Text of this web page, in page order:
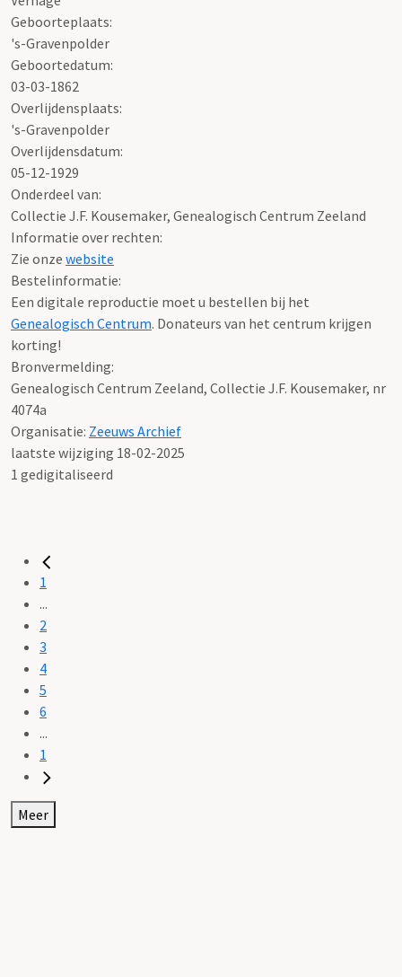
Geboorteplaats:
's-Gravenpolder
Geboortedatum:
03-03-1862
Overlijdensplaats:
's-Gravenpolder
Overlijdensdatum:
05-12-1929
Onderdeel van:
Collectie J.F. Kousemaker, Genealogisch Centrum Zeeland
Informatie over rechten:
Zie onze website
Bestelinformatie:
Een digitale reproductie moet u bestellen bij het
Genealogisch Centrum. Donateurs van het centrum krijgen
korting!
Bronvermelding:
Genealogisch Centrum Zeeland, Collectie J.F. Kousemaker, nr
4074a
Organisatie: Zeeuws Archief
laatste wijziging 18-02-2025
1 gedigitaliseerd
1
...
2
3
4
5
6
...
1
Meer